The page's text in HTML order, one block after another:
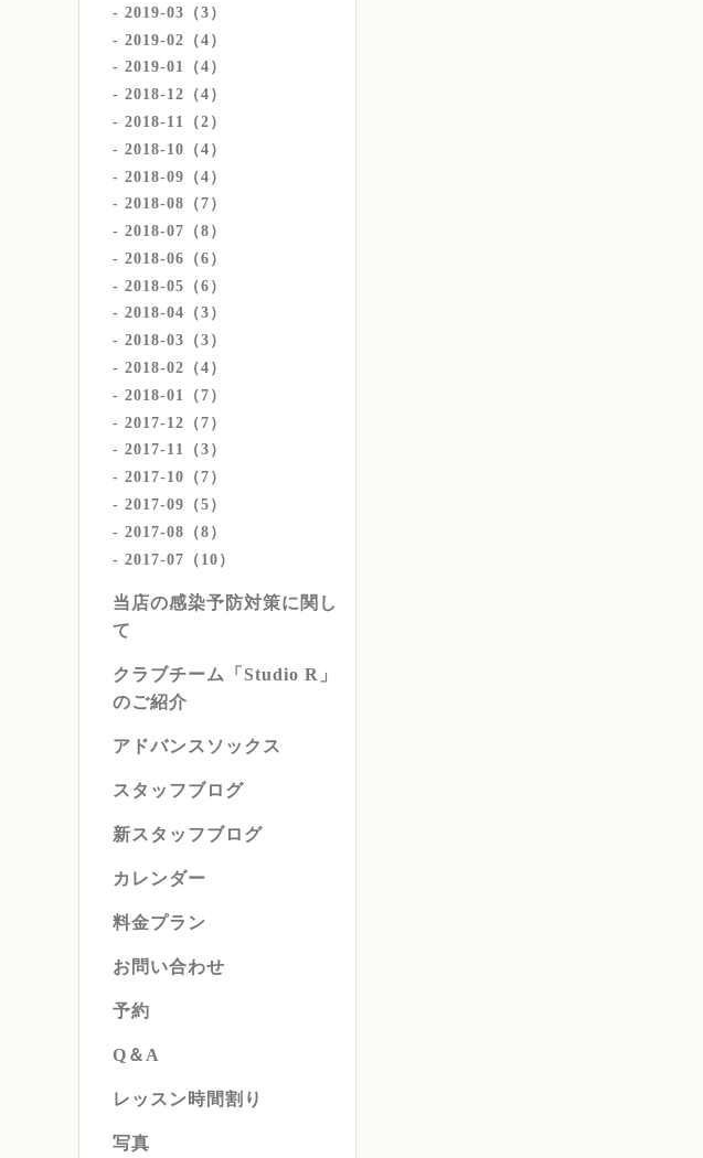
2019-03（3）
2019-02（4）
2019-01（4）
2018-12（4）
2018-11（2）
2018-10（4）
2018-09（4）
2018-08（7）
2018-07（8）
2018-06（6）
2018-05（6）
2018-04（3）
2018-03（3）
2018-02（4）
2018-01（7）
2017-12（7）
2017-11（3）
2017-10（7）
2017-09（5）
2017-08（8）
2017-07（10）
当店の感染予防対策に関し
て
クラブチーム「Studio R」
のご紹介
アドバンスソックス
スタッフブログ
新スタッフブログ
カレンダー
料金プラン
お問い合わせ
予約
Q＆A
レッスン時間割り
写真